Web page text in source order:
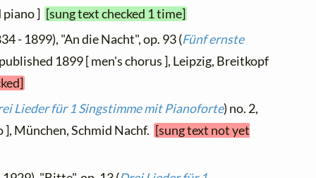
piano ] [sung text checked 1 time]
- 1899), "An die Nacht", op. 93 (Fünf ernste
1899 [ men's chorus ], Leipzig, Breitkopf
Lieder für 1 Singstimme mit Pianoforte) no. 2,
München, Schmid Nachf. [sung text not yet